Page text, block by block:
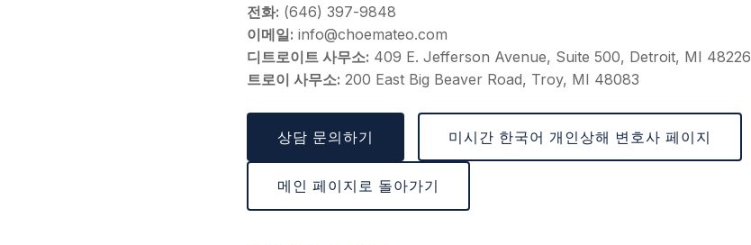
전화: (646) 397-9848
이메일: info@choemateo.com
디트로이트 사무소: 409 E. Jefferson Avenue, Suite 500, Detroit, MI 48226
트로이 사무소: 200 East Big Beaver Road, Troy, MI 48083
상담 문의하기 미시간 한국어 개인상해 변호사 페이지
메인 페이지로 돌아가기